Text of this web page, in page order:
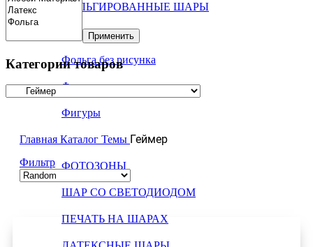
ФОЛЬГИРОВАННЫЕ ШАРЫ
Цифры
Фольга без рисунка
Фольга с рисунком
Фигуры
Ходячие фигуры
ФОТОЗОНЫ
ШАР СО СВЕТОДИОДОМ
ПЕЧАТЬ НА ШАРАХ
Применить
Категории товаров
Главная Каталог Темы Геймер
Фильтр